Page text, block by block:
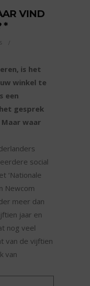
VIND
*
is het
winkel te
een
gesprek
waar
social
‘Nationale
Newcom
meer dan
jaar en
nog veel
van de vijftien
van